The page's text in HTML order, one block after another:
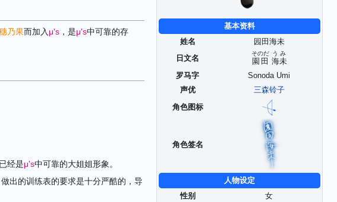
基本资料
姓名
园田海未
日文名
園田
そのだ
海未
うみ
罗马字
Sonoda Umi
声优
三森铃子
角色图标
角色签名
人物设定
性别
女
乃果而加入 μ's ，是μ's中可靠的存
经是μ's中可靠的大姐姐形象。
出的训练表的要求是十分严酷的，导